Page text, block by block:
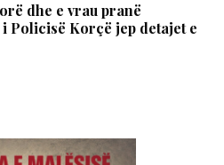
dhe e vrau pranë
Policisë Korçë jep detajet e